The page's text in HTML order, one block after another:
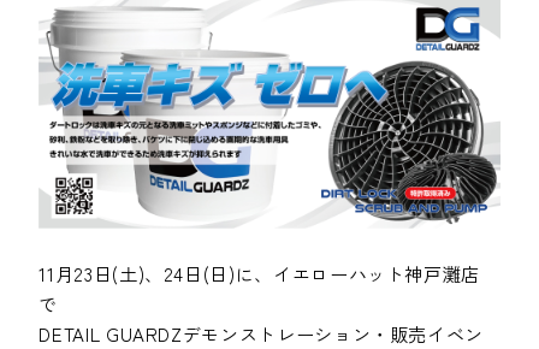
11月23日(土)、24日(日)に、イエローハット神戸灘店
で
DETAIL GUARDZデモンストレーション・販売イベン